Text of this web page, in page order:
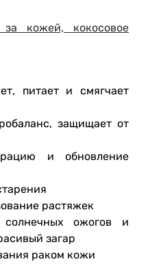
кожей, кокосовое
питает и смягчает
защищает от
и обновление
растяжек
ожогов и
загар
раком кожи